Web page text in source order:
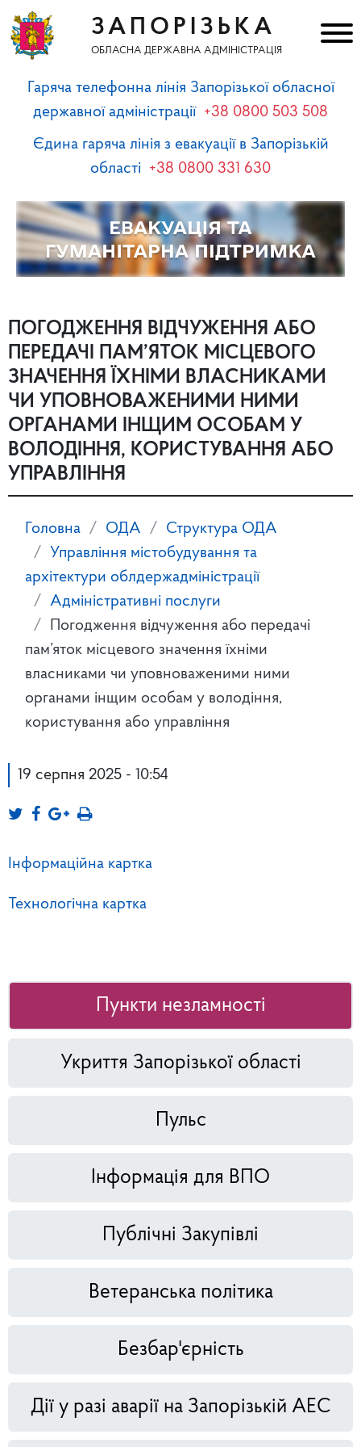
ЗАПОРІЗЬКА
ОБЛАСНА ДЕРЖАВНА АДМІНІСТРАЦІЯ
Гаряча телефонна лінія Запорізької обласної
державної адміністрації +38 0800 503 508
Єдина гаряча лінія з евакуації в Запорізькій
області +38 0800 331 630
ПОГОДЖЕННЯ ВІДЧУЖЕННЯ АБО
ПЕРЕДАЧІ ПАМ’ЯТОК МІСЦЕВОГО
ЗНАЧЕННЯ ЇХНІМИ ВЛАСНИКАМИ
ЧИ УПОВНОВАЖЕНИМИ НИМИ
ОРГАНАМИ ІНЩИМ ОСОБАМ У
ВОЛОДІННЯ, КОРИСТУВАННЯ АБО
УПРАВЛІННЯ
Головна ОДА
Структура ОДА
Управління містобудування та
архітектури облдержадміністрації
Адміністративні послуги
Погодження відчуження або передачі
пам’яток місцевого значення їхніми
власниками чи уповноваженими ними
органами інщим особам у володіння,
користування або управління
19 серпня 2025 - 10:54
Інформаційна картка
Технологічна картка
Пункти незламності
Укриття Запорізької області
Пульс
Інформація для ВПО
Публічні Закупівлі
Ветеранська політика
Безбар'єрність
Дії у разі аварії на Запорізькій АЕС